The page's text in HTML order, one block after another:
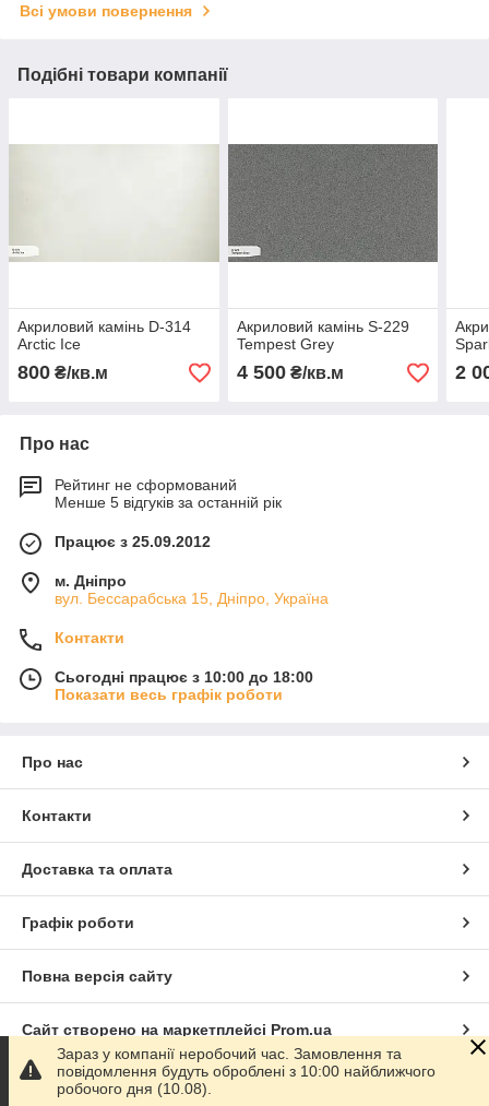
Всі умови повернення
Подібні товари компанії
Акриловий камінь D-314
Arctic Ice
800 ₴/кв.м
Акриловий камінь S-229
Tempest Grey
4 500₴/кв.м 2
Про нас
Рейтинг не сформований
Менше 5 відгуків за останній рік
Працює з 25.09.2012
м. Дніпро
вул. Бессарабська 15, Дніпро, Україна
Контакти
Сьогодні працює з 10:00 до 18:00
Показати весь графік роботи
Про нас
Контакти
Доставка та оплата
Графік роботи
Повна версія сайту
Сайт створено на маркетплейсі Prom.ua
Політика конфіденційності
Зараз у компанії неробочий час. Замовлення та
повідомлення будуть оброблені з 10:00 найближчого
робочого дня (10.08).